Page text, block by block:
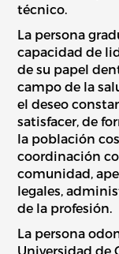
técnico.
La persona
capacidad de
de su papel
campo de la
el deseo
satisfacer, de
la población
coordinación
comunidad,
legales,
de la profesión.
La persona
Universidad de